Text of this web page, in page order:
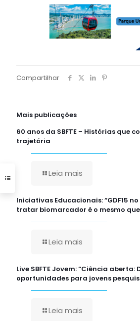
Compartilhar
Mais publicações
60 anos da SBFTE – Histórias que
trajetória
Leia mais
Iniciativas Educacionais: “GDF15
tratar biomarcador é o mesmo
Leia mais
Live SBFTE Jovem: “Ciência aberta:
oportunidades para jovens
Leia mais